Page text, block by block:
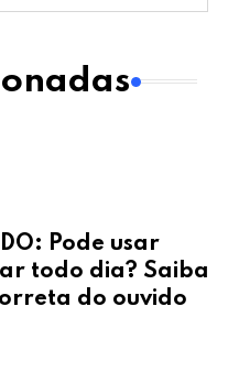
Pode usar
todo dia? Saiba
do ouvido